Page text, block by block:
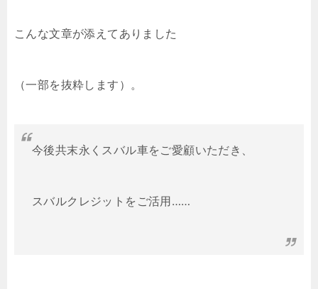
こんな文章が添えてありました
（一部を抜粋します）。
今後共末永くスバル車をご愛顧いただき、
スバルクレジットをご活用……